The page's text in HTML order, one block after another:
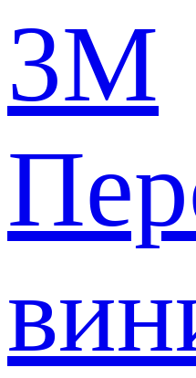
3M